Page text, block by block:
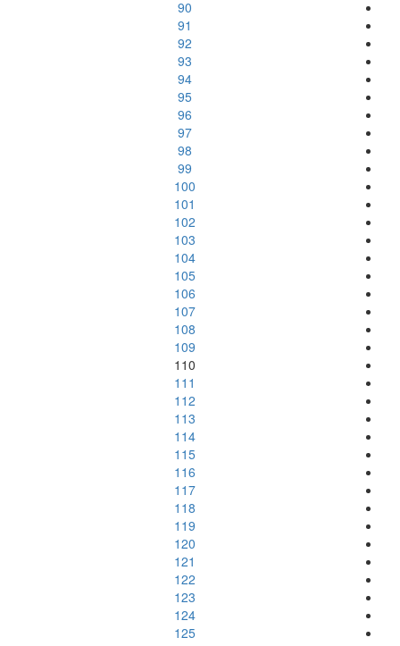
90
91
92
93
94
95
96
97
98
99
100
101
102
103
104
105
106
107
108
109
110
111
112
113
114
115
116
117
118
119
120
121
122
123
124
125